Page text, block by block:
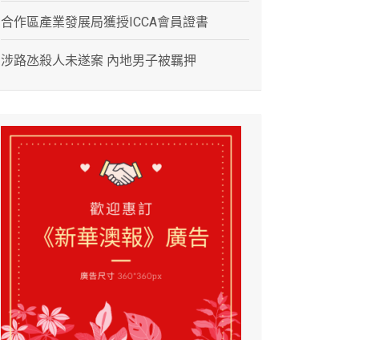
合作區產業發展局獲授ICCA會員證書
涉路氹殺人未遂案 內地男子被羈押